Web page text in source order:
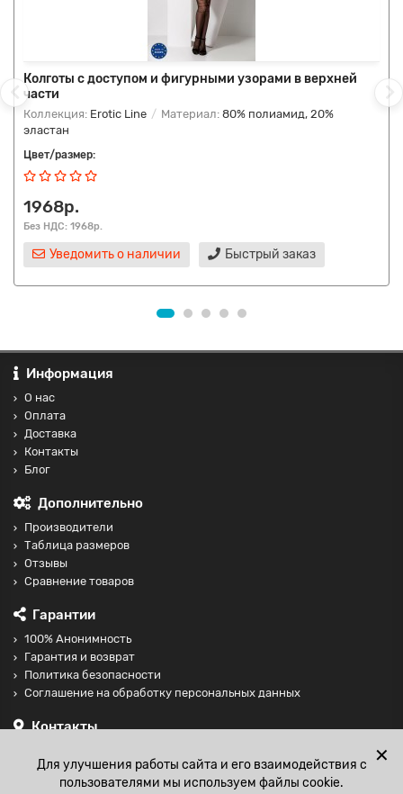
Колготы с доступом и фигурными узорами в верхней
части
Коллекция: Erotic Line Материал: 80% полиамид, 20%
эластан
Цвет/размер:
1968р.
Без НДС: 1968р.
Уведомить о наличии Быстрый заказ
Информация
О нас
Оплата
Доставка
Контакты
Блог
Дополнительно
Производители
Таблица размеров
Отзывы
Сравнение товаров
Гарантии
100% Анонимность
Гарантия и возврат
Политика безопасности
Соглашение на обработку персональных данных
Контакты
sales@fisting-shop.ru
✕
Для улучшения работы сайта и его взаимодействия с
пользователями мы используем файлы cookie.